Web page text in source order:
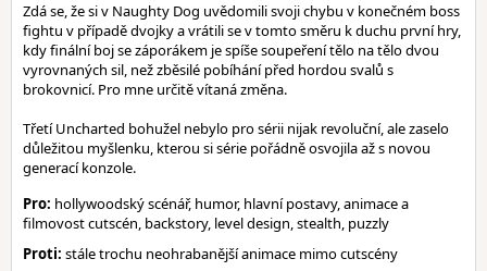
Zdá se, že si v Naughty Dog uvědomili svoji chybu v konečném boss
fightu v případě dvojky a vrátili se v tomto směru k duchu první hry,
kdy finální boj se záporákem je spíše soupeření tělo na tělo dvou
vyrovnaných sil, než zběsilé pobíhání před hordou svalů s
brokovnicí. Pro mne určitě vítaná změna.
Třetí Uncharted bohužel nebylo pro sérii nijak revoluční, ale zaselo
důležitou myšlenku, kterou si série pořádně osvojila až s novou
generací konzole.
Pro: hollywoodský scénář, humor, hlavní postavy, animace a
filmovost cutscén, backstory, level design, stealth, puzzly
Proti: stále trochu neohrabanější animace mimo cutscény